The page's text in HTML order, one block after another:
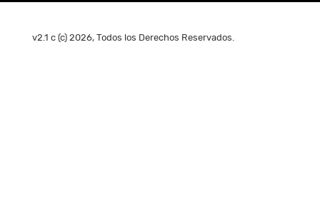
v2.1 c (c) 2026, Todos los Derechos Reservados.